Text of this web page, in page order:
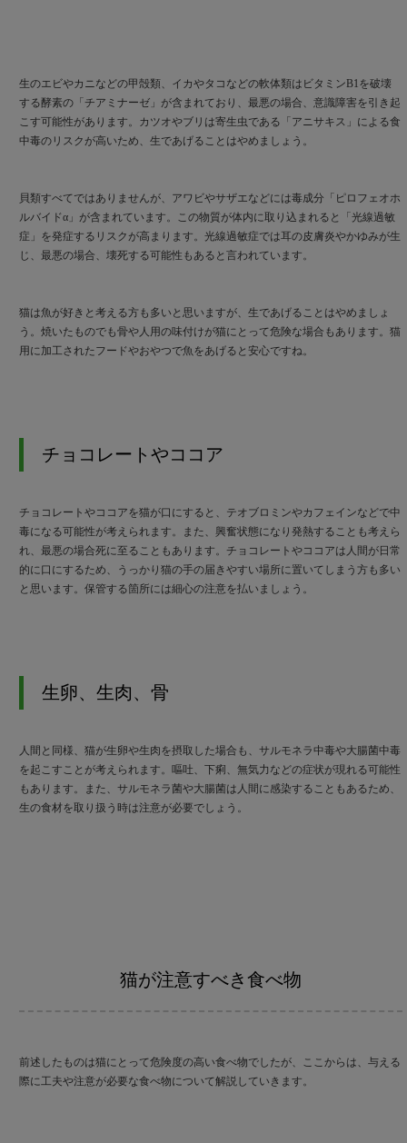
生のエビやカニなどの甲殻類、イカやタコなどの軟体類はビタミンB1を破壊
する酵素の「チアミナーゼ」が含まれており、最悪の場合、意識障害を引き起
こす可能性があります。カツオやブリは寄生虫である「アニサキス」による食
中毒のリスクが高いため、生であげることはやめましょう。
貝類すべてではありませんが、アワビやサザエなどには毒成分「ピロフェオホ
ルバイドα」が含まれています。この物質が体内に取り込まれると「光線過敏
症」を発症するリスクが高まります。光線過敏症では耳の皮膚炎やかゆみが生
じ、最悪の場合、壊死する可能性もあると言われています。
猫は魚が好きと考える方も多いと思いますが、生であげることはやめましょ
う。焼いたものでも骨や人用の味付けが猫にとって危険な場合もあります。猫
用に加工されたフードやおやつで魚をあげると安心ですね。
チョコレートやココア
チョコレートやココアを猫が口にすると、テオブロミンやカフェインなどで中
毒になる可能性が考えられます。また、興奮状態になり発熱することも考えら
れ、最悪の場合死に至ることもあります。チョコレートやココアは人間が日常
的に口にするため、うっかり猫の手の届きやすい場所に置いてしまう方も多い
と思います。保管する箇所には細心の注意を払いましょう。
生卵、生肉、骨
人間と同様、猫が生卵や生肉を摂取した場合も、サルモネラ中毒や大腸菌中毒
を起こすことが考えられます。嘔吐、下痢、無気力などの症状が現れる可能性
もあります。また、サルモネラ菌や大腸菌は人間に感染することもあるため、
生の食材を取り扱う時は注意が必要でしょう。
猫が注意すべき食べ物
前述したものは猫にとって危険度の高い食べ物でしたが、ここからは、与える
際に工夫や注意が必要な食べ物について解説していきます。